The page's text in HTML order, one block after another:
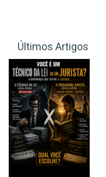
Últimos Artigos